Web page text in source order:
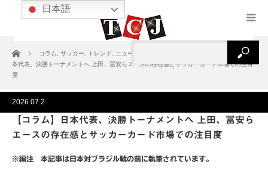
ホーム コラム サッカー トレンド ニュース＆コラム
【コラム】日
本代表、決勝トーナメントへ 上田、冨安らエースの存在感とサッカーカード市場での注目
度
2026.07.2
【コラム】日本代表、決勝トーナメントへ 上田、冨安ら
エースの存在感とサッカーカード市場での注目度
※編注 本記事は日本対ブラジル戦の前に執筆されています。
日本語